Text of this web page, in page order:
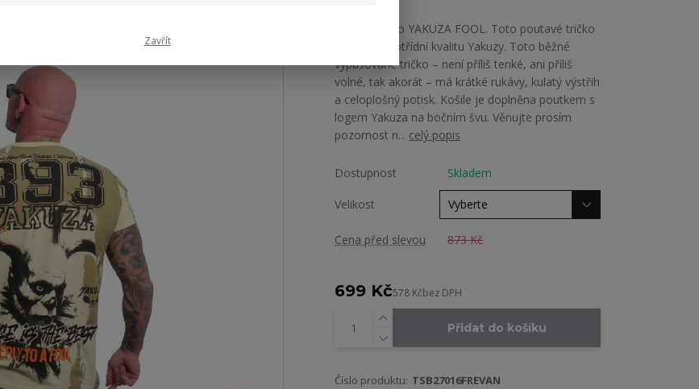
Pánské tričko YAKUZA FOOL. Toto poutavé tričko
ukazuje prvotřídní kvalitu Yakuzy. Toto běžné
vypasované tričko – není příliš tenké, ani příliš
volné, tak akorát – má krátké rukávy, kulatý výstřih
a celoplošný potisk. Košile je doplněna poutkem s
logem Yakuza na bočním švu. Věnujte prosím
pozornost n... celý popis
Dostupnost Skladem
Velikost
Cena před slevou 873 Kč
699 Kč578 Kčbez DPH
Přidat do košíku
Číslo produktu: TSB27016FREVAN
Zavřít